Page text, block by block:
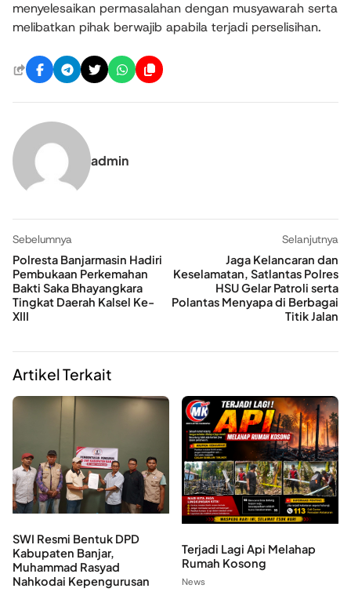
menyelesaikan permasalahan dengan musyawarah serta
melibatkan pihak berwajib apabila terjadi perselisihan.
admin
Sebelumnya
Polresta Banjarmasin Hadiri
Pembukaan Perkemahan
Bakti Saka Bhayangkara
Tingkat Daerah Kalsel Ke-
XIII
Selanjutnya
Jaga Kelancaran dan
Keselamatan, Satlantas Polres
HSU Gelar Patroli serta
Polantas Menyapa di Berbagai
Titik Jalan
Artikel Terkait
SWI Resmi Bentuk DPD
Kabupaten Banjar,
Muhammad Rasyad
Nahkodai Kepengurusan
Terjadi Lagi Api Melahap
Rumah Kosong
News